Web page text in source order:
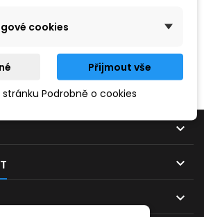
něco jiného.



cookies
Přijmout vše
Podrobně o cookies